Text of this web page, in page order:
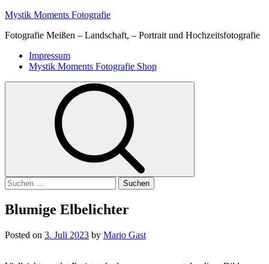
Skip
content
Mystik Moments Fotografie
Fotografie Meißen – Landschaft, – Portrait und Hochzeitsfotografie
Primary
Menu
Impressum
Mystik Moments Fotografie Shop
Suchen
nach:
Blumige Elbelichter
Posted on 3. Juli 2023 by Mario Gast